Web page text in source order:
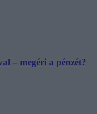
– megéri a pénzét?